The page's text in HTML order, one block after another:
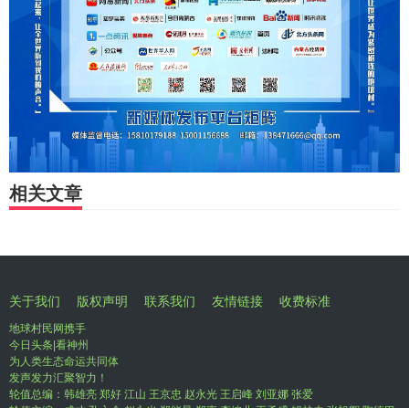
相关文章
关于我们 版权声明 联系我们 友情链接 收费标准
地球村民网携手
今日头条|看神州
为人类生态命运共同体
发声发力汇聚智力！
轮值总编：韩雄亮 郑好 江山 王京忠 赵永光 王启峰 刘亚娜 张爱